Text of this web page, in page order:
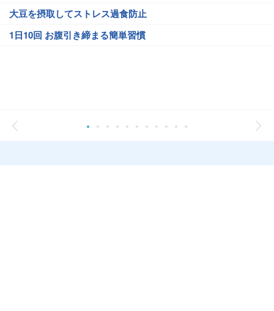
大豆を摂取してストレス過食防止
1日10回 お腹引き締まる簡単習慣